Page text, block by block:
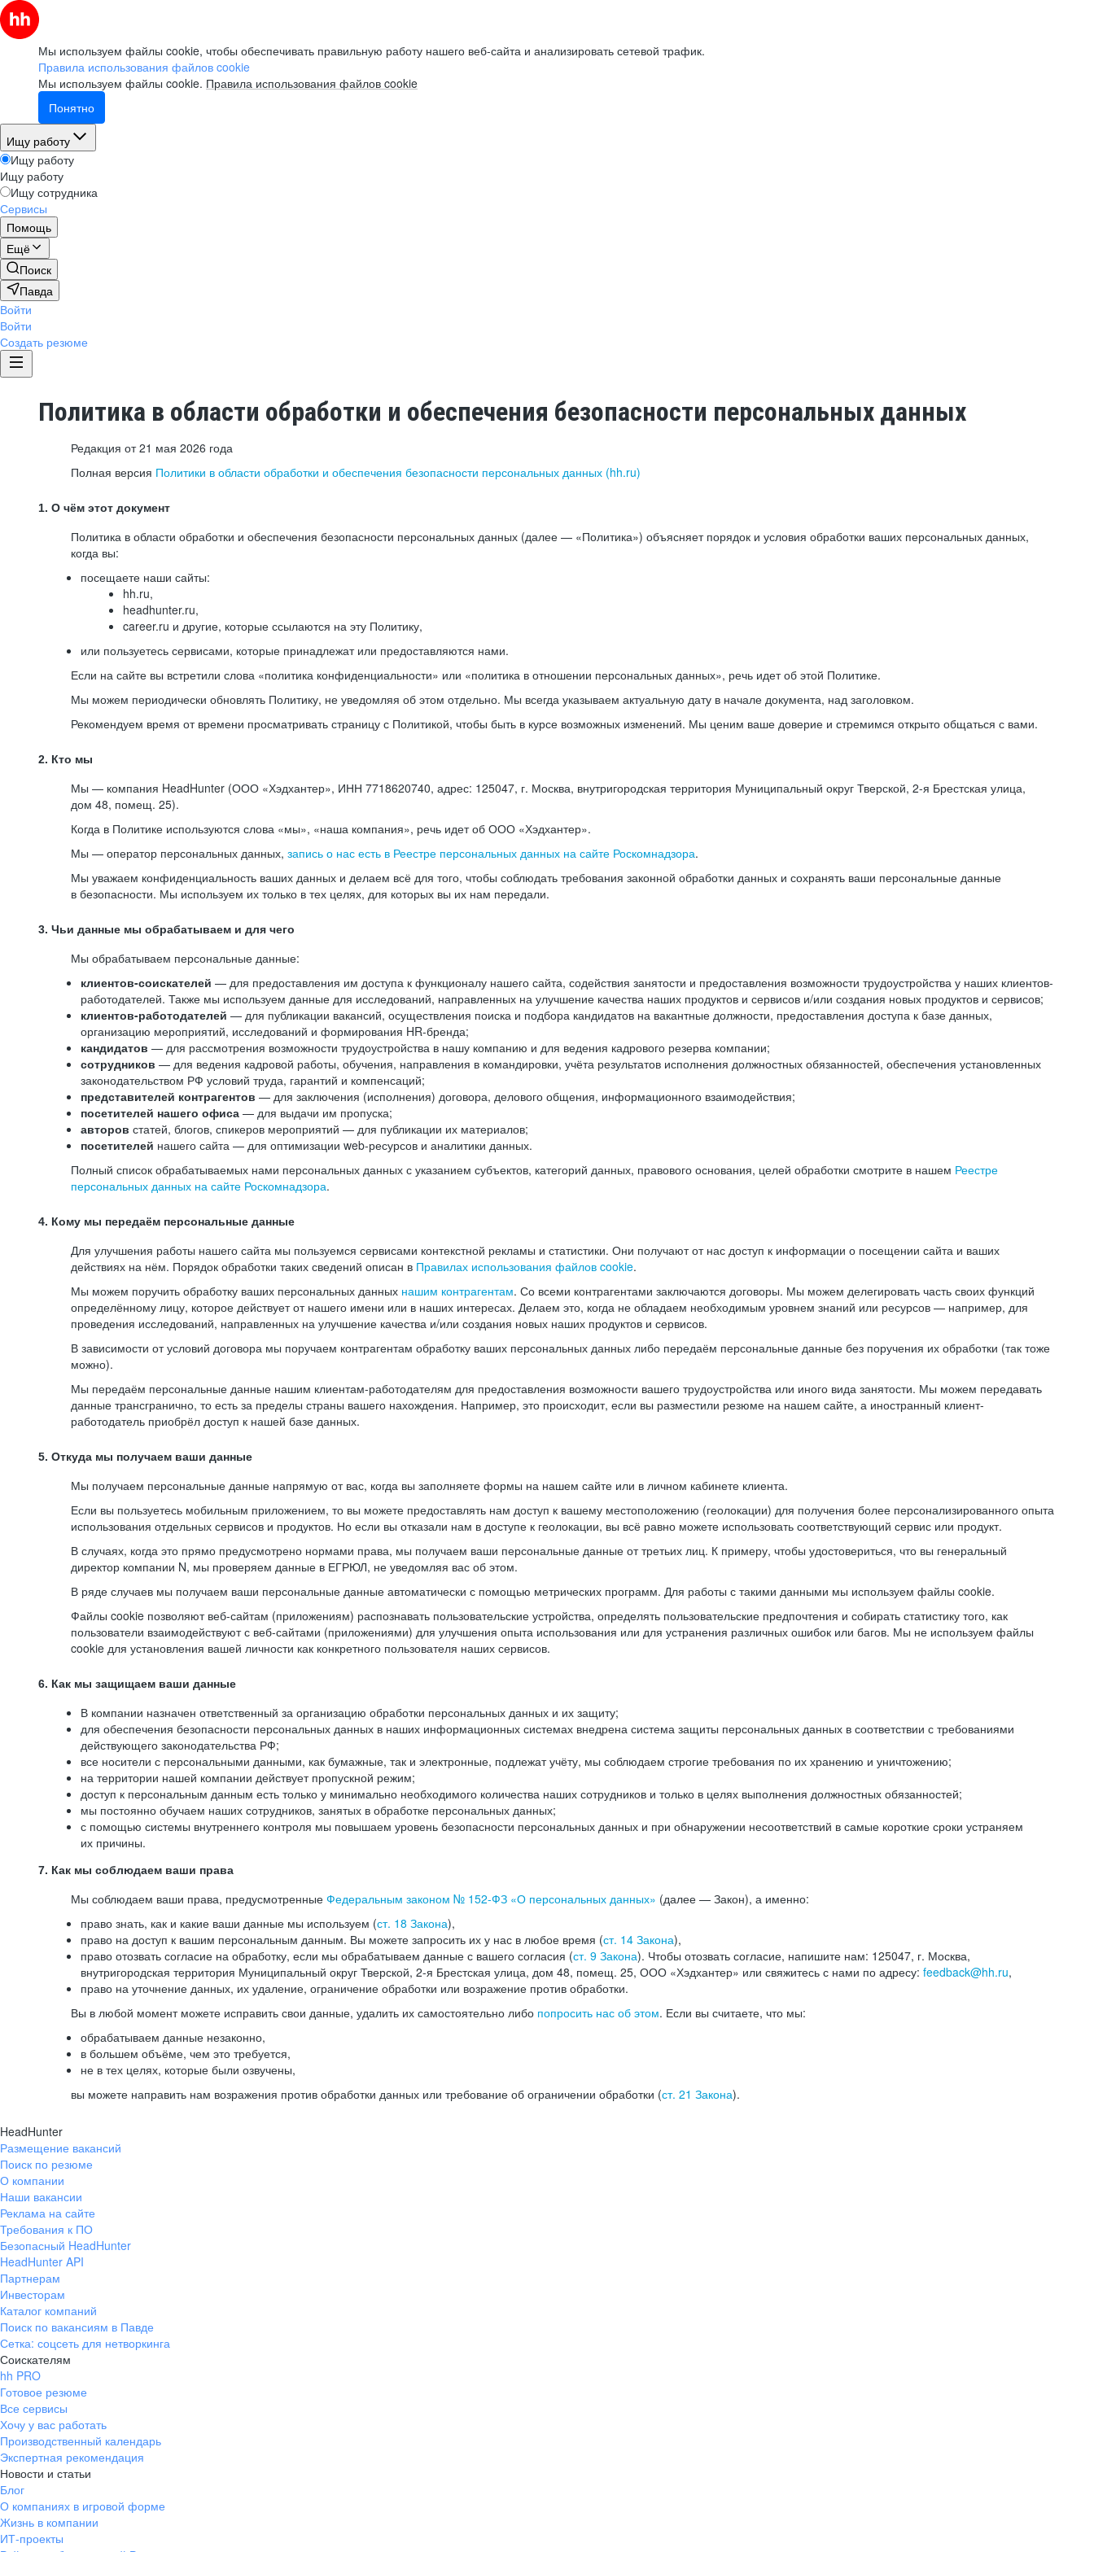
Мы используем файлы cookie, чтобы обеспечивать правильную работу нашего веб-сайта и анализировать сетевой трафик.
Правила использования файлов cookie
Мы используем файлы cookie. Правила использования файлов cookie
Понятно
Ищу работу
Ищу работу
Ищу работу
Ищу сотрудника
Сервисы
Помощь
Ещё
Поиск
Павда
Войти
Войти
Создать резюме
Политика в области обработки и обеспечения безопасности персональных данных
Редакция от 21 мая 2026 года
Полная версия Политики в области обработки и обеспечения безопасности персональных данных (hh.ru)
1. О чём этот документ
Политика в области обработки и обеспечения безопасности персональных данных (далее — «Политика») объясняет порядок и условия обработки ваших персональных данных,
когда вы:
посещаете наши сайты:
hh.ru,
headhunter.ru,
career.ru и другие, которые ссылаются на эту Политику,
или пользуетесь сервисами, которые принадлежат или предоставляются нами.
Если на сайте вы встретили слова «политика конфиденциальности» или «политика в отношении персональных данных», речь идет об этой Политике.
Мы можем периодически обновлять Политику, не уведомляя об этом отдельно. Мы всегда указываем актуальную дату в начале документа, над заголовком.
Рекомендуем время от времени просматривать страницу с Политикой, чтобы быть в курсе возможных изменений. Мы ценим ваше доверие и стремимся открыто общаться с вами.
2. Кто мы
Мы — компания HeadHunter (ООО «Хэдхантер», ИНН 7718620740, адрес: 125047, г. Москва, внутригородская территория Муниципальный округ Тверской, 2-я Брестская улица,
дом 48, помещ. 25).
Когда в Политике используются слова «мы», «наша компания», речь идет об ООО «Хэдхантер».
Мы — оператор персональных данных, запись о нас есть в Реестре персональных данных на сайте Роскомнадзора.
Мы уважаем конфиденциальность ваших данных и делаем всё для того, чтобы соблюдать требования законной обработки данных и сохранять ваши персональные данные
в безопасности. Мы используем их только в тех целях, для которых вы их нам передали.
3. Чьи данные мы обрабатываем и для чего
Мы обрабатываем персональные данные:
клиентов-соискателей — для предоставления им доступа к функционалу нашего сайта, содействия занятости и предоставления возможности трудоустройства у наших клиентов-
работодателей. Также мы используем данные для исследований, направленных на улучшение качества наших продуктов и сервисов и/или создания новых продуктов и сервисов;
клиентов-работодателей — для публикации вакансий, осуществления поиска и подбора кандидатов на вакантные должности, предоставления доступа к базе данных,
организацию мероприятий, исследований и формирования HR-бренда;
кандидатов — для рассмотрения возможности трудоустройства в нашу компанию и для ведения кадрового резерва компании;
сотрудников — для ведения кадровой работы, обучения, направления в командировки, учёта результатов исполнения должностных обязанностей, обеспечения установленных
законодательством РФ условий труда, гарантий и компенсаций;
представителей контрагентов — для заключения (исполнения) договора, делового общения, информационного взаимодействия;
посетителей нашего офиса — для выдачи им пропуска;
авторов статей, блогов, спикеров мероприятий — для публикации их материалов;
посетителей нашего сайта — для оптимизации web-ресурсов и аналитики данных.
Полный список обрабатываемых нами персональных данных с указанием субъектов, категорий данных, правового основания, целей обработки смотрите в нашем Реестре
персональных данных на сайте Роскомнадзора.
4. Кому мы передаём персональные данные
Для улучшения работы нашего сайта мы пользуемся сервисами контекстной рекламы и статистики. Они получают от нас доступ к информации о посещении сайта и ваших
действиях на нём. Порядок обработки таких сведений описан в Правилах использования файлов cookie.
Мы можем поручить обработку ваших персональных данных нашим контрагентам. Со всеми контрагентами заключаются договоры. Мы можем делегировать часть своих функций
определённому лицу, которое действует от нашего имени или в наших интересах. Делаем это, когда не обладаем необходимым уровнем знаний или ресурсов — например, для
проведения исследований, направленных на улучшение качества и/или создания новых наших продуктов и сервисов.
В зависимости от условий договора мы поручаем контрагентам обработку ваших персональных данных либо передаём персональные данные без поручения их обработки (так тоже
можно).
Мы передаём персональные данные нашим клиентам-работодателям для предоставления возможности вашего трудоустройства или иного вида занятости. Мы можем передавать
данные трансгранично, то есть за пределы страны вашего нахождения. Например, это происходит, если вы разместили резюме на нашем сайте, а иностранный клиент-
работодатель приобрёл доступ к нашей базе данных.
5. Откуда мы получаем ваши данные
Мы получаем персональные данные напрямую от вас, когда вы заполняете формы на нашем сайте или в личном кабинете клиента.
Если вы пользуетесь мобильным приложением, то вы можете предоставлять нам доступ к вашему местоположению (геолокации) для получения более персонализированного опыта
использования отдельных сервисов и продуктов. Но если вы отказали нам в доступе к геолокации, вы всё равно можете использовать соответствующий сервис или продукт.
В случаях, когда это прямо предусмотрено нормами права, мы получаем ваши персональные данные от третьих лиц. К примеру, чтобы удостовериться, что вы генеральный
директор компании N, мы проверяем данные в ЕГРЮЛ, не уведомляя вас об этом.
В ряде случаев мы получаем ваши персональные данные автоматически с помощью метрических программ. Для работы с такими данными мы используем файлы cookie.
Файлы cookie позволяют веб-сайтам (приложениям) распознавать пользовательские устройства, определять пользовательские предпочтения и собирать статистику того, как
пользователи взаимодействуют с веб-сайтами (приложениями) для улучшения опыта использования или для устранения различных ошибок или багов. Мы не используем файлы
cookie для установления вашей личности как конкретного пользователя наших сервисов.
6. Как мы защищаем ваши данные
В компании назначен ответственный за организацию обработки персональных данных и их защиту;
для обеспечения безопасности персональных данных в наших информационных системах внедрена система защиты персональных данных в соответствии с требованиями
действующего законодательства РФ;
все носители с персональными данными, как бумажные, так и электронные, подлежат учёту, мы соблюдаем строгие требования по их хранению и уничтожению;
на территории нашей компании действует пропускной режим;
доступ к персональным данным есть только у минимально необходимого количества наших сотрудников и только в целях выполнения должностных обязанностей;
мы постоянно обучаем наших сотрудников, занятых в обработке персональных данных;
с помощью системы внутреннего контроля мы повышаем уровень безопасности персональных данных и при обнаружении несоответствий в самые короткие сроки устраняем
их причины.
7. Как мы соблюдаем ваши права
Мы соблюдаем ваши права, предусмотренные Федеральным законом № 152-ФЗ «О персональных данных» (далее — Закон), а именно:
право знать, как и какие ваши данные мы используем (ст. 18 Закона),
право на доступ к вашим персональным данным. Вы можете запросить их у нас в любое время (ст. 14 Закона),
право отозвать согласие на обработку, если мы обрабатываем данные с вашего согласия (ст. 9 Закона). Чтобы отозвать согласие, напишите нам: 125047, г. Москва,
внутригородская территория Муниципальный округ Тверской, 2-я Брестская улица, дом 48, помещ. 25, ООО «Хэдхантер» или свяжитесь с нами по адресу: feedback@hh.ru,
право на уточнение данных, их удаление, ограничение обработки или возражение против обработки.
Вы в любой момент можете исправить свои данные, удалить их самостоятельно либо попросить нас об этом. Если вы считаете, что мы:
обрабатываем данные незаконно,
в большем объёме, чем это требуется,
не в тех целях, которые были озвучены,
вы можете направить нам возражения против обработки данных или требование об ограничении обработки (ст. 21 Закона).
HeadHunter
Размещение вакансий
Поиск по резюме
О компании
Наши вакансии
Реклама на сайте
Требования к ПО
Безопасный HeadHunter
HeadHunter API
Партнерам
Инвесторам
Каталог компаний
Поиск по вакансиям в Павде
Сетка: соцсеть для нетворкинга
Соискателям
hh PRO
Готовое резюме
Все сервисы
Хочу у вас работать
Производственный календарь
Экспертная рекомендация
Новости и статьи
Блог
О компаниях в игровой форме
Жизнь в компании
ИТ-проекты